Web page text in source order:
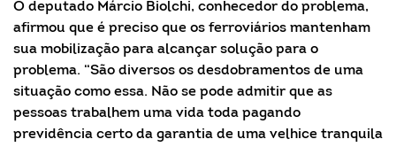
O deputado Márcio Biolchi, conhecedor do problema,
afirmou que é preciso que os ferroviários mantenham
sua mobilização para alcançar solução para o
problema. “São diversos os desdobramentos de uma
situação como essa. Não se pode admitir que as
pessoas trabalhem uma vida toda pagando
previdência certo da garantia de uma velhice tranquila